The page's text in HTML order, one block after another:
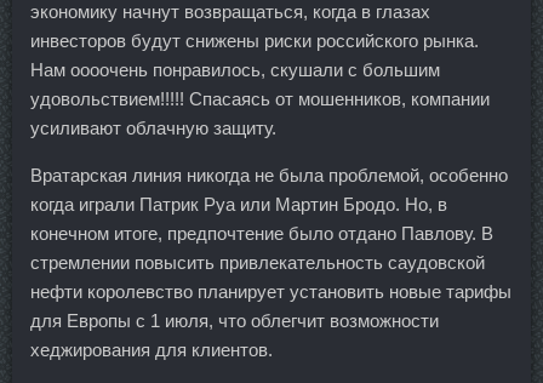
экономику начнут возвращаться, когда в глазах
инвесторов будут снижены риски российского рынка.
Нам оооочень понравилось, скушали с большим
удовольствием!!!!! Спасаясь от мошенников, компании
усиливают облачную защиту.
Вратарская линия никогда не была проблемой, особенно
когда играли Патрик Руа или Мартин Бродо. Но, в
конечном итоге, предпочтение было отдано Павлову. В
стремлении повысить привлекательность саудовской
нефти королевство планирует установить новые тарифы
для Европы с 1 июля, что облегчит возможности
хеджирования для клиентов.